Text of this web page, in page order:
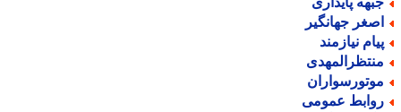
جهانگیر
نیازمند
عمومی